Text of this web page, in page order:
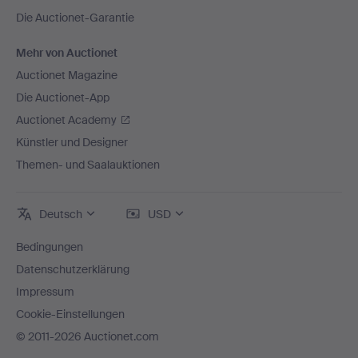
Die Auctionet-Garantie
Mehr von Auctionet
Auctionet Magazine
Die Auctionet-App
Auctionet Academy
Künstler und Designer
Themen- und Saalauktionen
Deutsch USD
Bedingungen
Datenschutzerklärung
Impressum
Cookie-Einstellungen
© 2011-2026 Auctionet.com